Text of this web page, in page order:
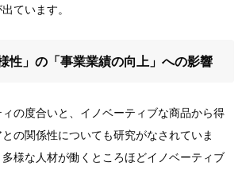
ています。
性」の「事業業績の向上」への影響
の度合いと、イノベーティブな商品から得
の関係性についても研究がなされていま
様な人材が働くところほどイノベーティブ